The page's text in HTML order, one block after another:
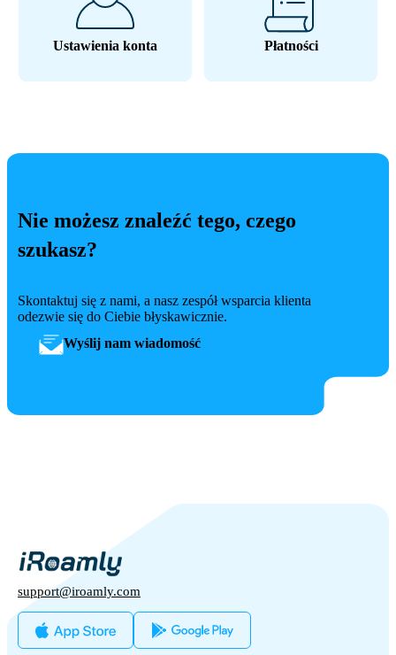
Ustawienia konta Płatności
Nie możesz znaleźć tego, czego
szukasz?
Skontaktuj się z nami, a nasz zespół wsparcia klienta
odezwie się do Ciebie błyskawicznie.
Wyślij nam wiadomość
support@iroamly.com